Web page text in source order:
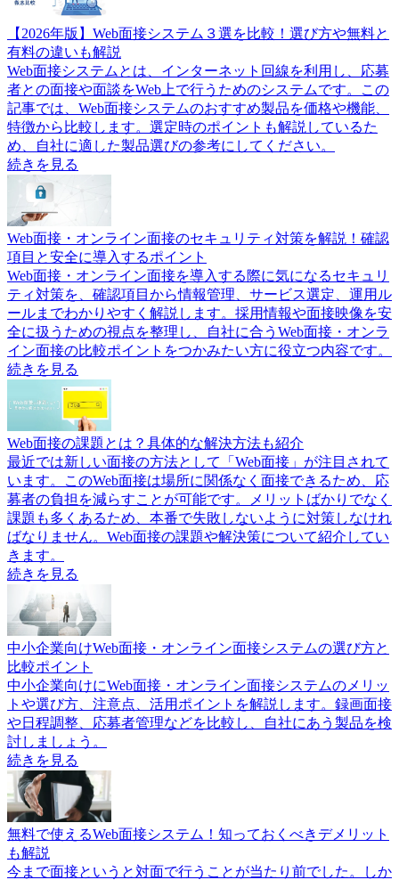
【2026年版】Web面接システム３選を比較！選び方や無料と
有料の違いも解説
Web面接システムとは、インターネット回線を利用し、応募
者との面接や面談をWeb上で行うためのシステムです。この
記事では、Web面接システムのおすすめ製品を価格や機能、
特徴から比較します。選定時のポイントも解説しているた
め、自社に適した製品選びの参考にしてください。
続きを見る
Web面接・オンライン面接のセキュリティ対策を解説！確認
項目と安全に導入するポイント
Web面接・オンライン面接を導入する際に気になるセキュリ
ティ対策を、確認項目から情報管理、サービス選定、運用ル
ールまでわかりやすく解説します。採用情報や面接映像を安
全に扱うための視点を整理し、自社に合うWeb面接・オンラ
イン面接の比較ポイントをつかみたい方に役立つ内容です。
続きを見る
Web面接の課題とは？具体的な解決方法も紹介
最近では新しい面接の方法として「Web面接」が注目されて
います。このWeb面接は場所に関係なく面接できるため、応
募者の負担を減らすことが可能です。メリットばかりでなく
課題も多くあるため、本番で失敗しないように対策しなけれ
ばなりません。Web面接の課題や解決策について紹介してい
きます。
続きを見る
中小企業向けWeb面接・オンライン面接システムの選び方と
比較ポイント
中小企業向けにWeb面接・オンライン面接システムのメリッ
トや選び方、注意点、活用ポイントを解説します。録画面接
や日程調整、応募者管理などを比較し、自社にあう製品を検
討しましょう。
続きを見る
無料で使えるWeb面接システム！知っておくべきデメリット
も解説
今まで面接というと対面で行うことが当たり前でした。しか